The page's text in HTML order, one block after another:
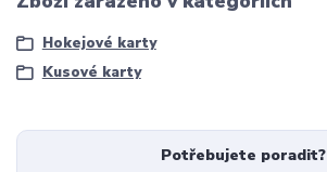
Hokejové karty
Kusové karty
Potřebujete poradit?